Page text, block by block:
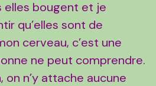
elles bougent et je
qu’elles sont de
cerveau, c’est une
ne peut comprendre.
on n’y attache aucune